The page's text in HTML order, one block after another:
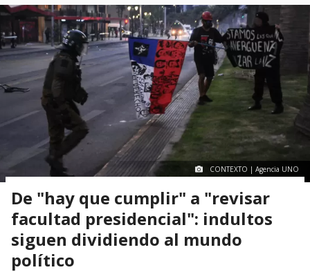
CONTEXTO | Agencia UNO
De "hay que cumplir" a "revisar
facultad presidencial": indultos
siguen dividiendo al mundo
político